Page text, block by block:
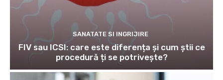
SANATATE SI INGRIJIRE
FIV sau ICSI: care este diferența și cum știi ce
procedură ți se potrivește?